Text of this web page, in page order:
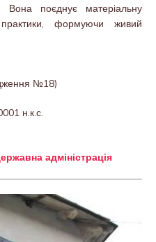
Вона поєднує матеріальну
формуючи живий
№18)
н.к.с.
адміністрація